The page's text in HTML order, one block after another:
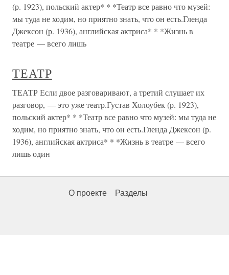
(р. 1923), польский актер* * *Театр все равно что музей:
мы туда не ходим, но приятно знать, что он есть.Гленда
Джексон (р. 1936), английская актриса* * *Жизнь в
театре — всего лишь
ТЕАТР
ТЕАТР Если двое разговаривают, а третий слушает их
разговор, — это уже театр.Густав Холоубек (р. 1923),
польский актер* * *Театр все равно что музей: мы туда не
ходим, но приятно знать, что он есть.Гленда Джексон (р.
1936), английская актриса* * *Жизнь в театре — всего
лишь один
О проекте Разделы